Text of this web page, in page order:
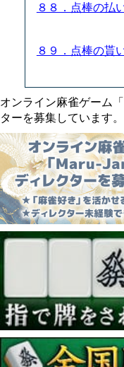
８８．点棒の払
８９．点棒の貰
オンライン麻雀ゲーム
ターを募集しています。